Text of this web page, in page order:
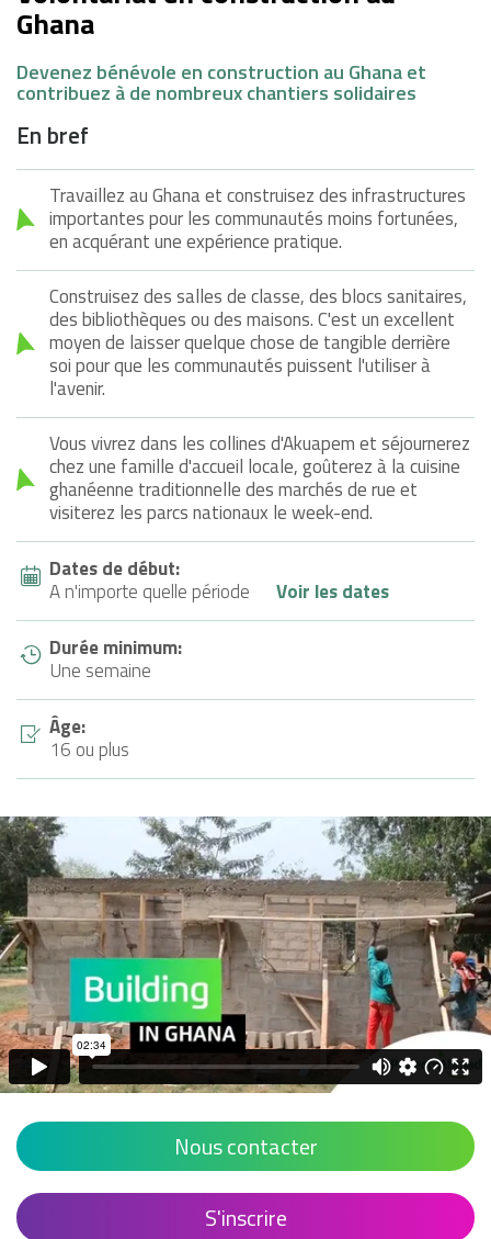
Ghana
Devenez bénévole en construction au Ghana et
contribuez à de nombreux chantiers solidaires
En bref
Travaillez au Ghana et construisez des infrastructures
importantes pour les communautés moins fortunées,
en acquérant une expérience pratique.
Construisez des salles de classe, des blocs sanitaires,
des bibliothèques ou des maisons. C'est un excellent
moyen de laisser quelque chose de tangible derrière
soi pour que les communautés puissent l'utiliser à
l'avenir.
Vous vivrez dans les collines d'Akuapem et séjournerez
chez une famille d'accueil locale, goûterez à la cuisine
ghanéenne traditionnelle des marchés de rue et
visiterez les parcs nationaux le week-end.
Dates de début:
A n'importe quelle période
Voir les dates
Durée minimum:
Une semaine
Âge:
16 ou plus
Nous contacter
S'inscrire